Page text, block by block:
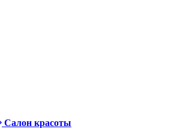
Салон красоты